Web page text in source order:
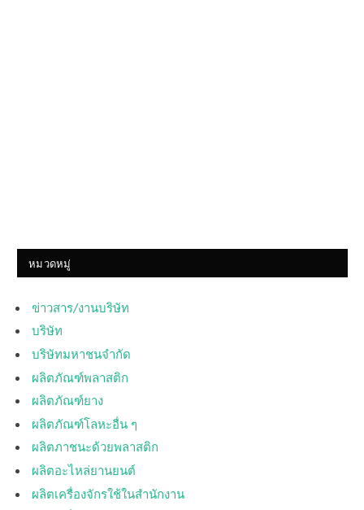
หมวดหมู่
ข่าวสาร/งานบริษัท
บริษัท
บริษัทมหาชนจำกัด
ผลิตภัณฑ์พลาสติก
ผลิตภัณฑ์ยาง
ผลิตภัณฑ์โลหะอื่น ๆ
ผลิตภาชนะด้วยพลาสติก
ผลิตอะไหล่ยานยนต์
ผลิตเครื่องจักรใช้ในสำนักงาน